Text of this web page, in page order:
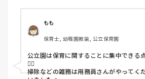
もも
保育士, 幼稚園教諭, 公立保育園
公立園は保育に関することに集中できる
🙆‍♀️
掃除などの雑務は用務員さんがやってく